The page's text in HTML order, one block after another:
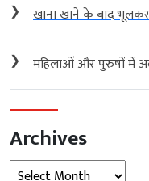
❯ खाना खाने के बाद भूलकर
❯ महिलाओं और पुरुषों में
Archives
Archives